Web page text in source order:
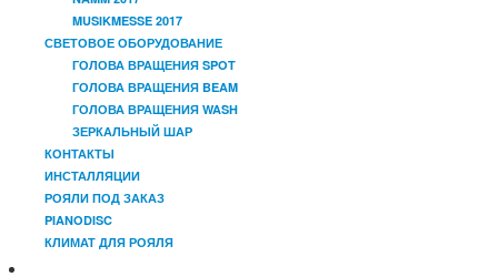
MUSIKMESSE 2017
СВЕТОВОЕ ОБОРУДОВАНИЕ
ГОЛОВА ВРАЩЕНИЯ SPOT
ГОЛОВА ВРАЩЕНИЯ BEAM
ГОЛОВА ВРАЩЕНИЯ WASH
ЗЕРКАЛЬНЫЙ ШАР
КОНТАКТЫ
ИНСТАЛЛЯЦИИ
РОЯЛИ ПОД ЗАКАЗ
PIANODISC
КЛИМАТ ДЛЯ РОЯЛЯ